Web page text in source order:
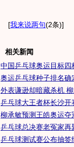
[我来说两句(2条)]
相关新闻
中国乒乓球奥运目标
奥运乒乓球种子排名确
外表谦逊却暗藏杀机
乒乓球大王者杯长沙开
柳承敏预测王皓奥运夺
乒乓球总决赛老冤家再
乒乓球测试赛公布抽签